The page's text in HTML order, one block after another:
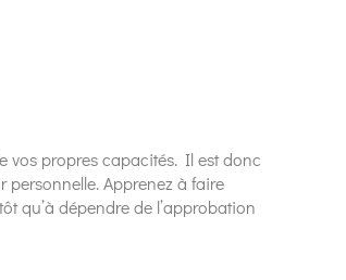
vos propres capacités. Il est donc
personnelle. Apprenez à faire
qu’à dépendre de l’approbation